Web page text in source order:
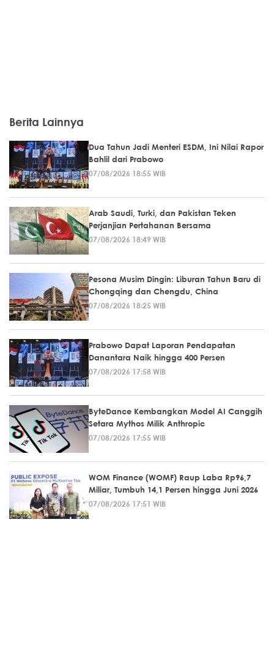
Berita Lainnya
Dua Tahun Jadi Menteri ESDM, Ini Nilai Rapor
Bahlil dari Prabowo
07/08/2026 18:55 WIB
Arab Saudi, Turki, dan Pakistan Teken
Perjanjian Pertahanan Bersama
07/08/2026 18:49 WIB
Pesona Musim Dingin: Liburan Tahun Baru di
Chongqing dan Chengdu, China
07/08/2026 18:25 WIB
Prabowo Dapat Laporan Pendapatan
Danantara Naik hingga 400 Persen
07/08/2026 17:58 WIB
ByteDance Kembangkan Model AI Canggih
Setara Mythos Milik Anthropic
07/08/2026 17:55 WIB
WOM Finance (WOMF) Raup Laba Rp96,7
Miliar, Tumbuh 14,1 Persen hingga Juni 2026
07/08/2026 17:51 WIB